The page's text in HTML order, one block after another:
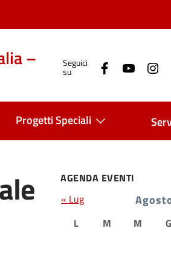
– Seguici
su
Progetti Speciali
AGENDA EVENTI
L M M G
« Lug